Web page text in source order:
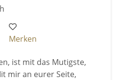
Merken
ist mit das Mutigste,
mir an eurer Seite,